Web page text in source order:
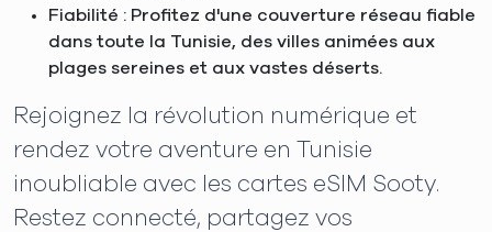
Fiabilité : Profitez d'une couverture réseau fiable
dans toute la Tunisie, des villes animées aux
plages sereines et aux vastes déserts.
Rejoignez la révolution numérique et
rendez votre aventure en Tunisie
inoubliable avec les cartes eSIM Sooty.
Restez connecté, partagez vos